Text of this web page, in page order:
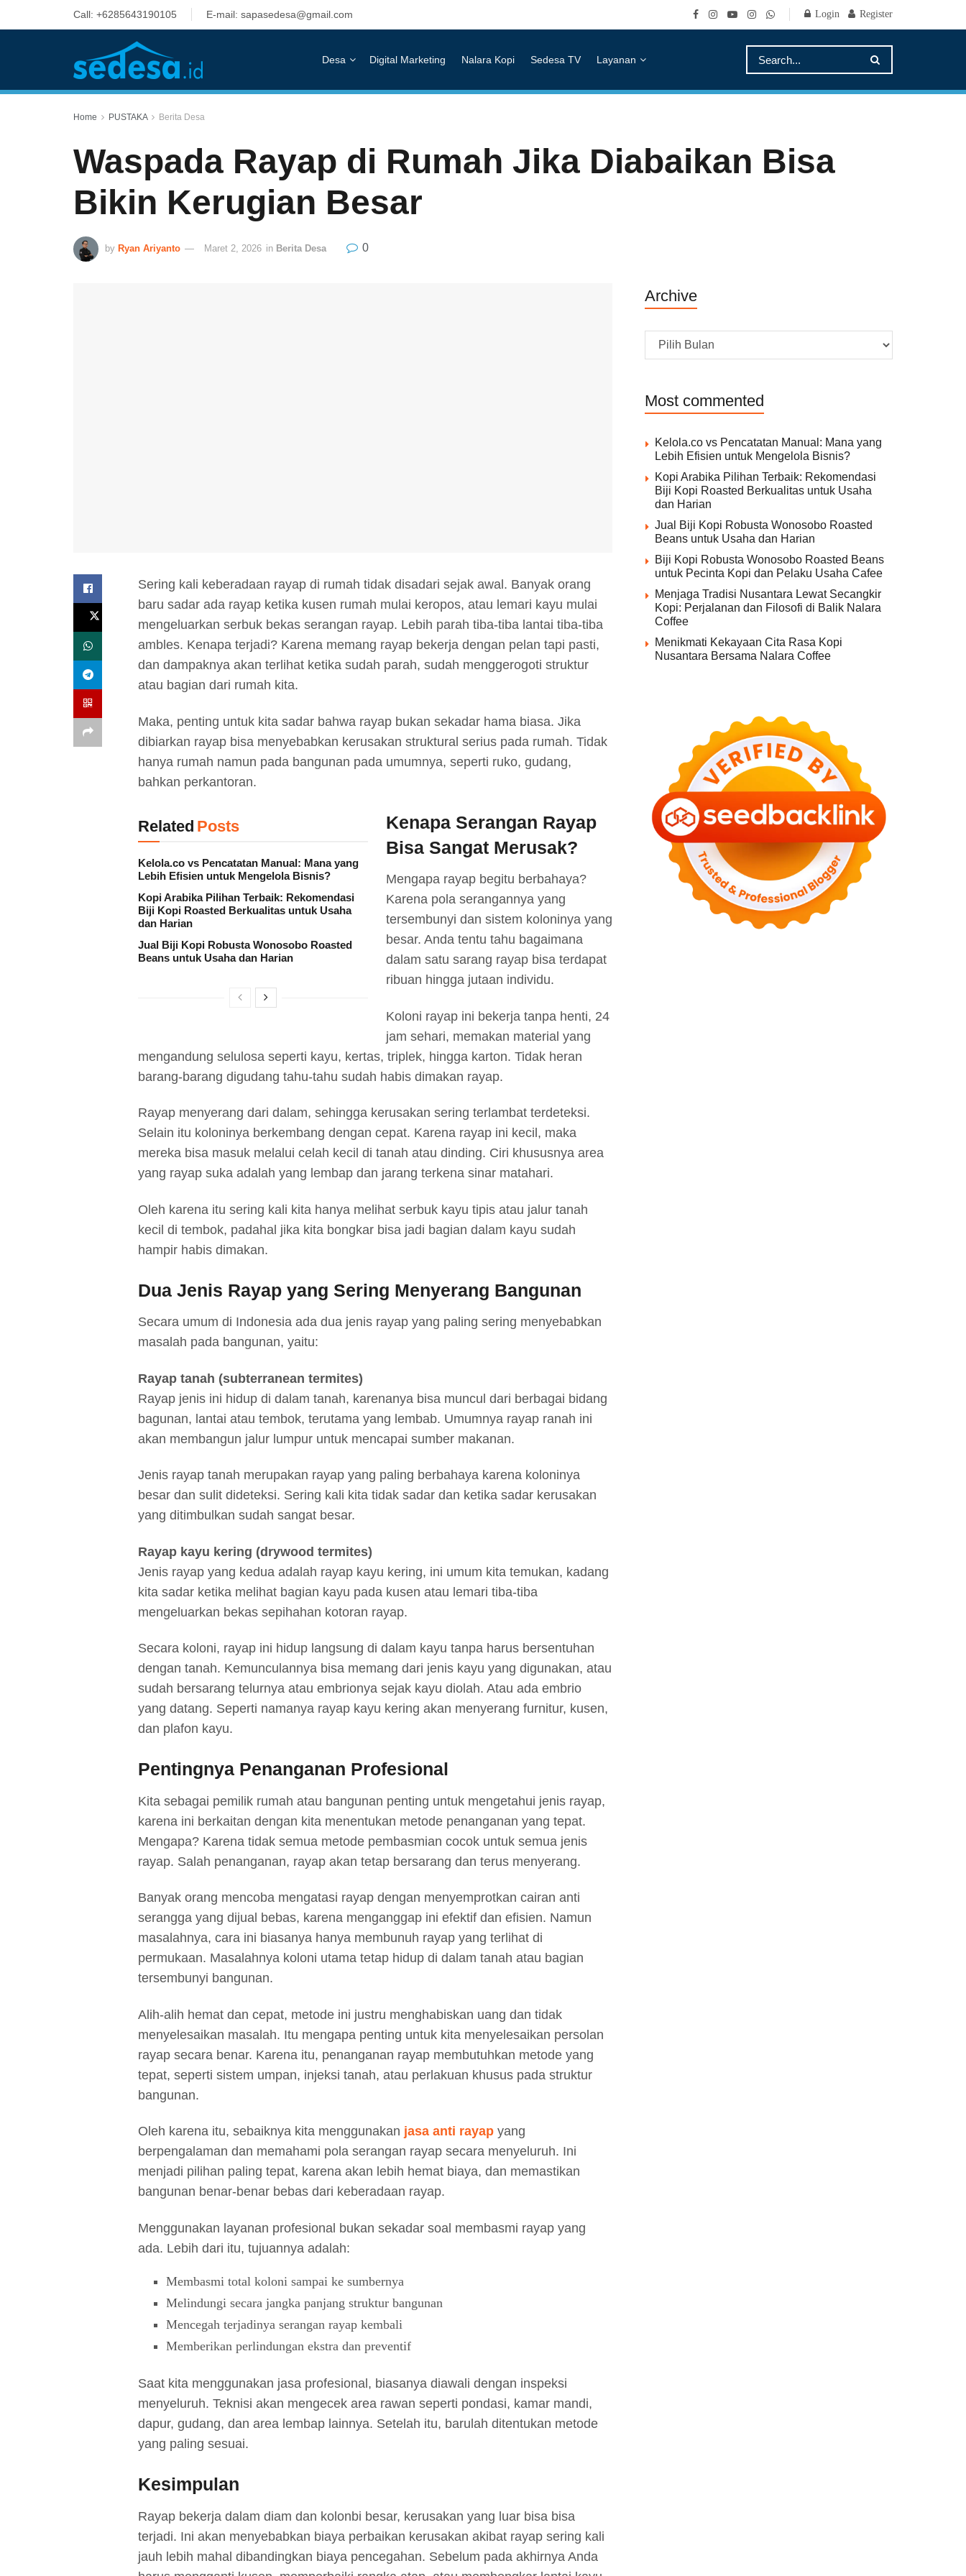
Call: +6285643190105 E-mail: sapasedesa@gmail.com Login Register
Desa Digital Marketing Nalara Kopi Sedesa TV Layanan
Home PUSTAKA Berita Desa
Waspada Rayap di Rumah Jika Diabaikan Bisa
Bikin Kerugian Besar
by Ryan Ariyanto Maret 2, 2026 in Berita Desa 0
Sering kali keberadaan rayap di rumah tidak disadari sejak awal. Banyak orang
baru sadar ada rayap ketika kusen rumah mulai keropos, atau lemari kayu mulai
mengeluarkan serbuk bekas serangan rayap. Lebih parah tiba-tiba lantai tiba-tiba
ambles. Kenapa terjadi? Karena memang rayap bekerja dengan pelan tapi pasti,
dan dampaknya akan terlihat ketika sudah parah, sudah menggerogoti struktur
atau bagian dari rumah kita.
Maka, penting untuk kita sadar bahwa rayap bukan sekadar hama biasa. Jika
dibiarkan rayap bisa menyebabkan kerusakan struktural serius pada rumah. Tidak
hanya rumah namun pada bangunan pada umumnya, seperti ruko, gudang,
bahkan perkantoran.
Related Posts
Kelola.co vs Pencatatan Manual: Mana yang
Lebih Efisien untuk Mengelola Bisnis?
Kopi Arabika Pilihan Terbaik: Rekomendasi
Biji Kopi Roasted Berkualitas untuk Usaha
dan Harian
Jual Biji Kopi Robusta Wonosobo Roasted
Beans untuk Usaha dan Harian
Kenapa Serangan Rayap
Bisa Sangat Merusak?
Mengapa rayap begitu berbahaya?
Karena pola serangannya yang
tersembunyi dan sistem koloninya yang
besar. Anda tentu tahu bagaimana
dalam satu sarang rayap bisa terdapat
ribuan hingga jutaan individu.
Koloni rayap ini bekerja tanpa henti, 24
jam sehari, memakan material yang
mengandung selulosa seperti kayu, kertas, triplek, hingga karton. Tidak heran
barang-barang digudang tahu-tahu sudah habis dimakan rayap.
Rayap menyerang dari dalam, sehingga kerusakan sering terlambat terdeteksi.
Selain itu koloninya berkembang dengan cepat. Karena rayap ini kecil, maka
mereka bisa masuk melalui celah kecil di tanah atau dinding. Ciri khususnya area
yang rayap suka adalah yang lembap dan jarang terkena sinar matahari.
Oleh karena itu sering kali kita hanya melihat serbuk kayu tipis atau jalur tanah
kecil di tembok, padahal jika kita bongkar bisa jadi bagian dalam kayu sudah
hampir habis dimakan.
Dua Jenis Rayap yang Sering Menyerang Bangunan
Secara umum di Indonesia ada dua jenis rayap yang paling sering menyebabkan
masalah pada bangunan, yaitu:
Rayap tanah (subterranean termites)
Rayap jenis ini hidup di dalam tanah, karenanya bisa muncul dari berbagai bidang
bagunan, lantai atau tembok, terutama yang lembab. Umumnya rayap ranah ini
akan membangun jalur lumpur untuk mencapai sumber makanan.
Jenis rayap tanah merupakan rayap yang paling berbahaya karena koloninya
besar dan sulit dideteksi. Sering kali kita tidak sadar dan ketika sadar kerusakan
yang ditimbulkan sudah sangat besar.
Rayap kayu kering (drywood termites)
Jenis rayap yang kedua adalah rayap kayu kering, ini umum kita temukan, kadang
kita sadar ketika melihat bagian kayu pada kusen atau lemari tiba-tiba
mengeluarkan bekas sepihahan kotoran rayap.
Secara koloni, rayap ini hidup langsung di dalam kayu tanpa harus bersentuhan
dengan tanah. Kemunculannya bisa memang dari jenis kayu yang digunakan, atau
sudah bersarang telurnya atau embrionya sejak kayu diolah. Atau ada embrio
yang datang. Seperti namanya rayap kayu kering akan menyerang furnitur, kusen,
dan plafon kayu.
Pentingnya Penanganan Profesional
Kita sebagai pemilik rumah atau bangunan penting untuk mengetahui jenis rayap,
karena ini berkaitan dengan kita menentukan metode penanganan yang tepat.
Mengapa? Karena tidak semua metode pembasmian cocok untuk semua jenis
rayap. Salah penanganan, rayap akan tetap bersarang dan terus menyerang.
Banyak orang mencoba mengatasi rayap dengan menyemprotkan cairan anti
serangga yang dijual bebas, karena menganggap ini efektif dan efisien. Namun
masalahnya, cara ini biasanya hanya membunuh rayap yang terlihat di
permukaan. Masalahnya koloni utama tetap hidup di dalam tanah atau bagian
tersembunyi bangunan.
Alih-alih hemat dan cepat, metode ini justru menghabiskan uang dan tidak
menyelesaikan masalah. Itu mengapa penting untuk kita menyelesaikan persolan
rayap secara benar. Karena itu, penanganan rayap membutuhkan metode yang
tepat, seperti sistem umpan, injeksi tanah, atau perlakuan khusus pada struktur
bangunan.
Oleh karena itu, sebaiknya kita menggunakan jasa anti rayap yang
berpengalaman dan memahami pola serangan rayap secara menyeluruh. Ini
menjadi pilihan paling tepat, karena akan lebih hemat biaya, dan memastikan
bangunan benar-benar bebas dari keberadaan rayap.
Menggunakan layanan profesional bukan sekadar soal membasmi rayap yang
ada. Lebih dari itu, tujuannya adalah:
Membasmi total koloni sampai ke sumbernya
Melindungi secara jangka panjang struktur bangunan
Mencegah terjadinya serangan rayap kembali
Memberikan perlindungan ekstra dan preventif
Saat kita menggunakan jasa profesional, biasanya diawali dengan inspeksi
menyeluruh. Teknisi akan mengecek area rawan seperti pondasi, kamar mandi,
dapur, gudang, dan area lembap lainnya. Setelah itu, barulah ditentukan metode
yang paling sesuai.
Kesimpulan
Rayap bekerja dalam diam dan kolonbi besar, kerusakan yang luar bisa bisa
terjadi. Ini akan menyebabkan biaya perbaikan kerusakan akibat rayap sering kali
jauh lebih mahal dibandingkan biaya pencegahan. Sebelum pada akhirnya Anda
Archive
Archive
Most commented
Kelola.co vs Pencatatan Manual: Mana yang
Lebih Efisien untuk Mengelola Bisnis?
Kopi Arabika Pilihan Terbaik: Rekomendasi
Biji Kopi Roasted Berkualitas untuk Usaha
dan Harian
Jual Biji Kopi Robusta Wonosobo Roasted
Beans untuk Usaha dan Harian
Biji Kopi Robusta Wonosobo Roasted Beans
untuk Pecinta Kopi dan Pelaku Usaha Cafee
Menjaga Tradisi Nusantara Lewat Secangkir
Kopi: Perjalanan dan Filosofi di Balik Nalara
Coffee
Menikmati Kekayaan Cita Rasa Kopi
Nusantara Bersama Nalara Coffee